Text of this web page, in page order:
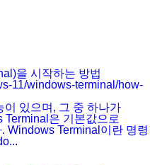
을 시작하는 방법
11/windows-terminal/how-
이 있으며, 그 중 하나가
은 기본값으로
Windows Terminal이란 명령